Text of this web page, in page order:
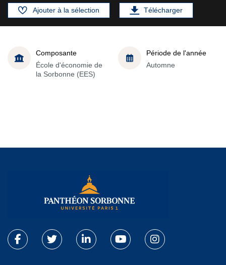
Ajouter à la sélection Télécharger
Composante
École d'économie de
la Sorbonne (EES)
Période de l'année
Automne